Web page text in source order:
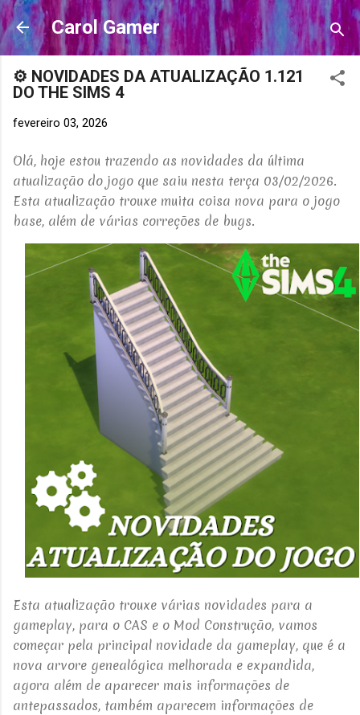
Pular para o conteúdo principal
Carol Gamer
⚙️ NOVIDADES DA ATUALIZAÇÃO 1.121
DO THE SIMS 4
fevereiro 03, 2026
Olá, hoje estou trazendo as novidades da última
atualização do jogo que saiu nesta terça 03/02/2026.
Esta atualização trouxe muita coisa nova para o jogo
base, além de várias correções de bugs.
Esta atualização trouxe várias novidades para a
gameplay, para o CAS e o Mod Construção, vamos
começar pela principal novidade da gameplay, que é a
nova arvore genealógica melhorada e expandida,
agora além de aparecer mais informações de
antepassados, também aparecem informações de